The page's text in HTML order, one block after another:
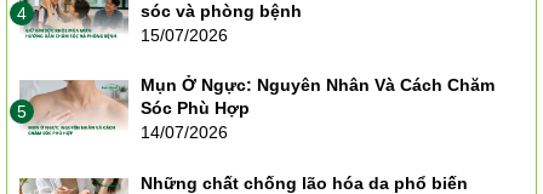
4
sóc và phòng bệnh
15/07/2026
5
Mụn Ở Ngực: Nguyên Nhân Và Cách Chăm
Sóc Phù Hợp
14/07/2026
Những chất chống lão hóa da phổ biến